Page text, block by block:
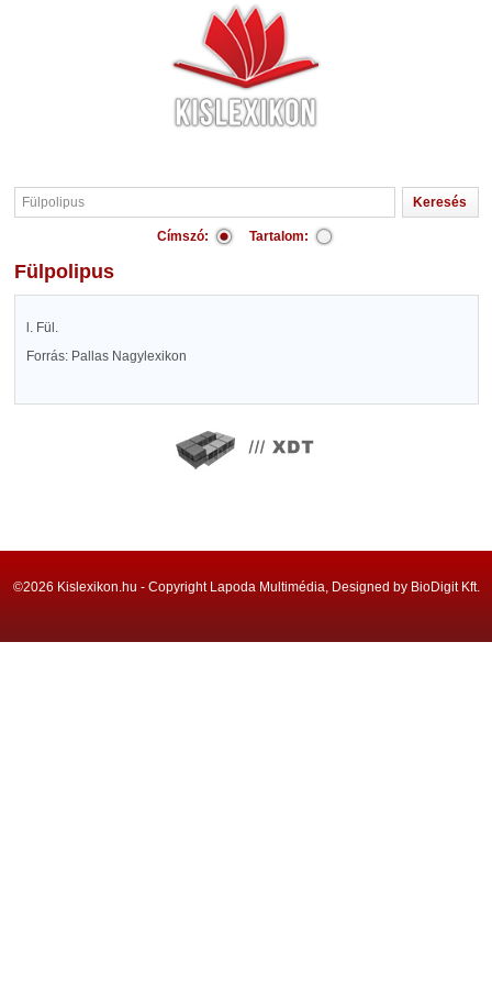
Címszó: Tartalom:
Fülpolipus
l. Fül.
Forrás: Pallas Nagylexikon
©2026 Kislexikon.hu - Copyright Lapoda Multimédia, Designed by BioDigit Kft.